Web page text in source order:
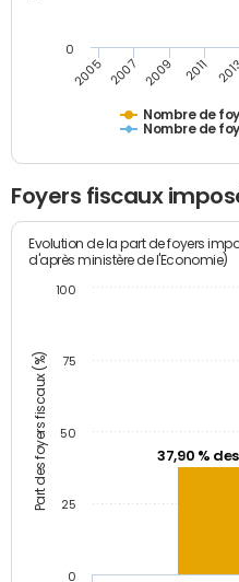
Nombre de
Nombre de
2005 2007 2009 2011
0
Foyers fiscaux
Part des foyers fiscaux (%)
Evolution de la part de foyers
d'après ministère de l'Economie)
37,90 %
0
25
50
75
100